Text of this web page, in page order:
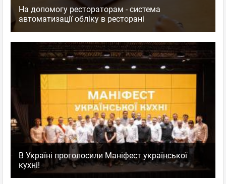
На допомогу рестораторам - система
автоматизації обліку в ресторані
В Україні проголосили Маніфест української
кухні!